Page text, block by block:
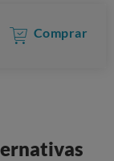
Comprar